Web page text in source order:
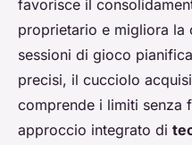
favorisce il
proprietario e migliora la
sessioni di gioco
precisi, il cucciolo
comprende i limiti senza
approccio integrato di